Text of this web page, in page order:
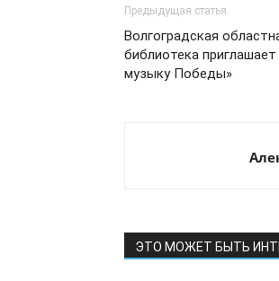
Предыдущая статья
Волгоградская
библиотека
музыку Победы»
ЭТО МОЖЕТ БЫТЬ